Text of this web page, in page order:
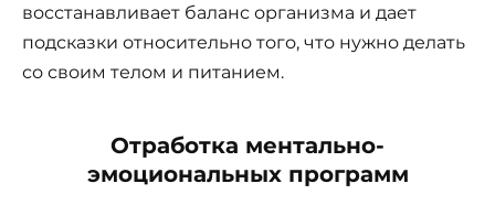
восстанавливает баланс организма и дает
подсказки относительно того, что нужно делать
со своим телом и питанием.
Отработка ментально-
эмоциональных программ